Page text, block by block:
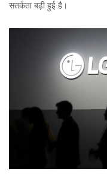
सतर्कता बढ़ी हुई है।